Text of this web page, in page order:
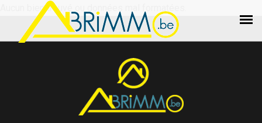
Aucun bien trouvé ou données mal formatées.